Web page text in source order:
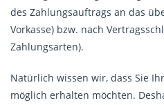
des Zahlungsauftrags an das
Vorkasse) bzw. nach
Zahlungsarten).
Natürlich wissen wir, dass Sie
möglich erhalten möchten.